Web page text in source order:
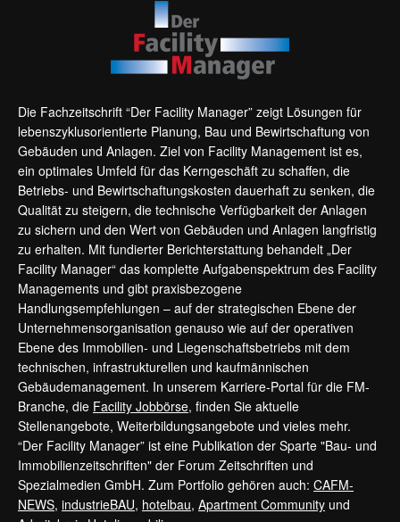
Die Fachzeitschrift “Der Facility Manager” zeigt Lösungen für
lebenszyklusorientierte Planung, Bau und Bewirtschaftung von
Gebäuden und Anlagen. Ziel von Facility Management ist es,
ein optimales Umfeld für das Kerngeschäft zu schaffen, die
Betriebs- und Bewirtschaftungskosten dauerhaft zu senken, die
Qualität zu steigern, die technische Verfügbarkeit der Anlagen
zu sichern und den Wert von Gebäuden und Anlagen langfristig
zu erhalten. Mit fundierter Berichterstattung behandelt „Der
Facility Manager“ das komplette Aufgabenspektrum des Facility
Managements und gibt praxisbezogene
Handlungsempfehlungen – auf der strategischen Ebene der
Unternehmensorganisation genauso wie auf der operativen
Ebene des Immobilien- und Liegenschaftsbetriebs mit dem
technischen, infrastrukturellen und kaufmännischen
Gebäudemanagement. In unserem Karriere-Portal für die FM-
Branche, die Facility Jobbörse, finden Sie aktuelle
Stellenangebote, Weiterbildungsangebote und vieles mehr.
“Der Facility Manager” ist eine Publikation der Sparte "Bau- und
Immobilienzeitschriften" der Forum Zeitschriften und
Spezialmedien GmbH. Zum Portfolio gehören auch: CAFM-
NEWS, industrieBAU, hotelbau, Apartment Community und